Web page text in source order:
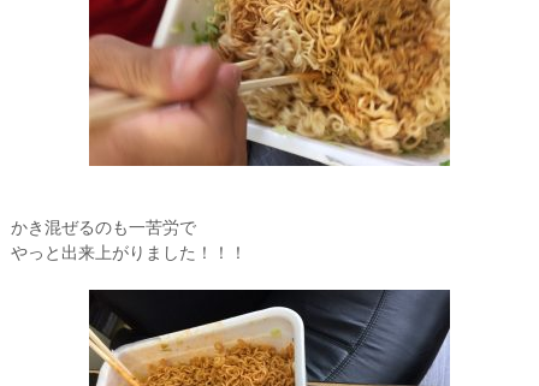
かき混ぜるのも一苦労で
やっと出来上がりました！！！